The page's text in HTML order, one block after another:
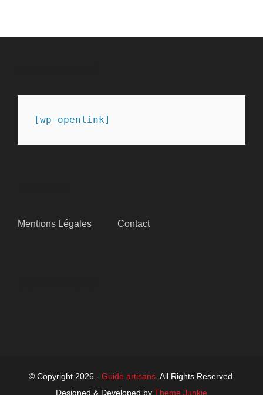
[wp-openlink]
Mentions Légales Contact
© Copyright 2026 - Guide artisans. All Rights Reserved.
Designed & Developed by Theme Junkie